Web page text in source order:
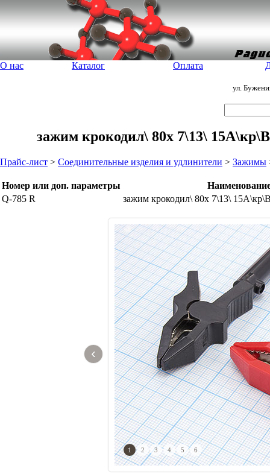
О нас Каталог Оплата
ул.
зажим крокодил\ 80x 7\13\
Прайс-лист > Соединительные изделия и удлинители > Зажимы
Номер или доп. параметры
Q-785 R
зажим крокодил\ 80x 7\13\
‹
1 2 3 4 5 6